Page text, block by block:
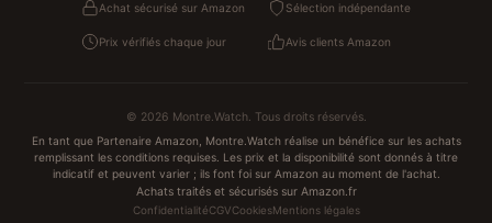
Achat sécurisé sur Amazon Sélection indépendante
Prix vérifiés chaque jour Avis clients Amazon
© 2026 Montre.Watch. Tous droits réservés.
En tant que Partenaire Amazon, Montre.Watch réalise un bénéfice sur les achats
remplissant les conditions requises. Les prix et la disponibilité sont donnés à titre
indicatif et peuvent varier ; ils font foi sur Amazon au moment de l'achat.
Achats traités et sécurisés sur Amazon.fr
ConfidentialitéCGVCookiesMentions légales